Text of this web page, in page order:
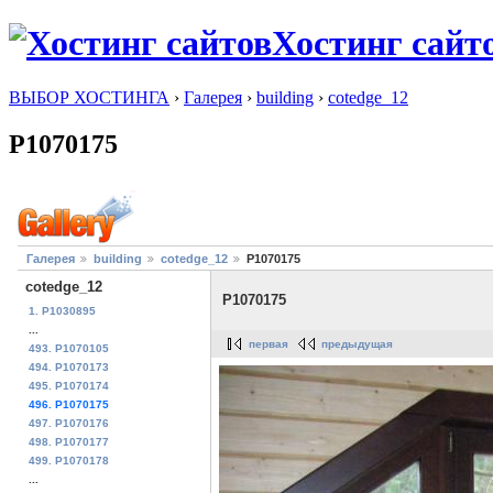
Хостинг
ВЫБОР ХОСТИНГА › Галерея › building › cotedge_12
P1070175
Галерея building cotedge_12 P1070175
cotedge_12
1. P1030895
...
493. P1070105
494. P1070173
495. P1070174
496. P1070175
497. P1070176
498. P1070177
499. P1070178
...
P1070175
первая предыдущая